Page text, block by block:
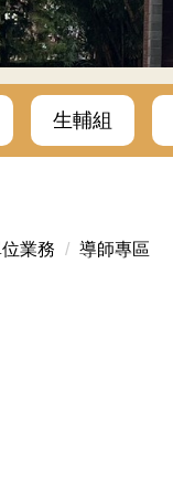
生輔組
業務 導師專區